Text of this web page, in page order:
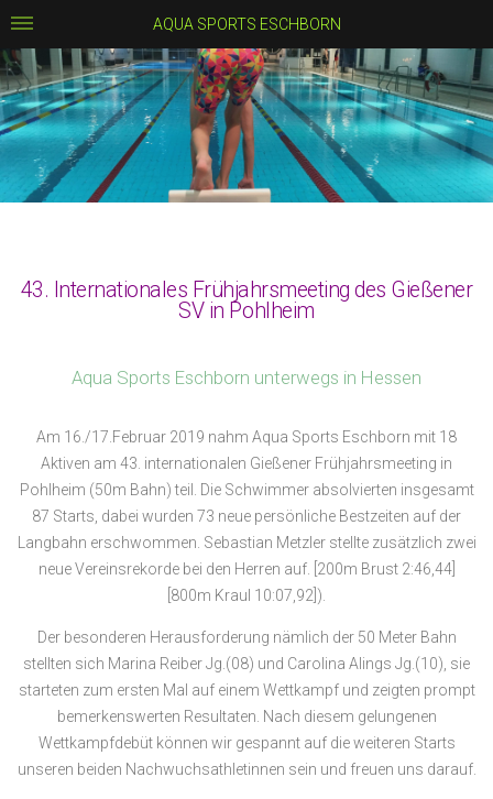
43. Internationales Frühjahrsmeeting des Gießener
SV in Pohlheim
Aqua Sports Eschborn unterwegs in Hessen
Am 16./17.Februar 2019 nahm Aqua Sports Eschborn mit 18
Aktiven am 43. internationalen Gießener Frühjahrsmeeting in
Pohlheim (50m Bahn) teil. Die Schwimmer absolvierten insgesamt
87 Starts, dabei wurden 73 neue persönliche Bestzeiten auf der
Langbahn erschwommen. Sebastian Metzler stellte zusätzlich zwei
neue Vereinsrekorde bei den Herren auf. [200m Brust 2:46,44]
[800m Kraul 10:07,92]).
Der besonderen Herausforderung nämlich der 50 Meter Bahn
stellten sich Marina Reiber Jg.(08) und Carolina Alings Jg.(10), sie
starteten zum ersten Mal auf einem Wettkampf und zeigten prompt
bemerkenswerten Resultaten. Nach diesem gelungenen
Wettkampfdebüt können wir gespannt auf die weiteren Starts
unseren beiden Nachwuchsathletinnen sein und freuen uns darauf.
AQUA SPORTS ESCHBORN